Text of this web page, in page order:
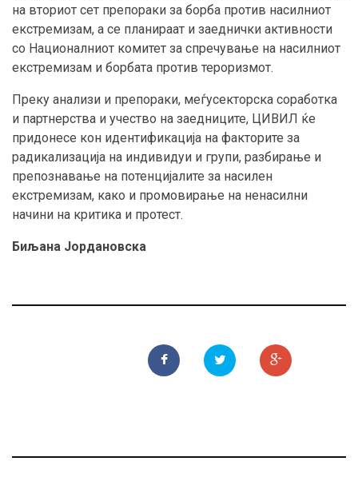
на вториот сет препораки за борба против насилниот
екстремизам, а се планираат и заеднички активности
со Националниот комитет за спречување на насилниот
екстремизам и борбата против тероризмот.
Преку анализи и препораки, меѓусекторска соработка
и партнерства и учество на заедниците, ЦИВИЛ ќе
придонесе кон идентификација на факторите за
радикализација на индивидуи и групи, разбирање и
препознавање на потенцијалите за насилен
екстремизам, како и промовирање на ненасилни
начини на критика и протест.
Биљана Јордановска